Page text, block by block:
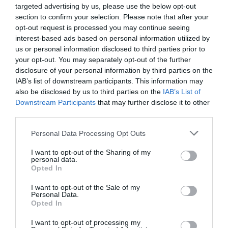
targeted advertising by us, please use the below opt-out
section to confirm your selection. Please note that after your
opt-out request is processed you may continue seeing
interest-based ads based on personal information utilized by
us or personal information disclosed to third parties prior to
your opt-out. You may separately opt-out of the further
disclosure of your personal information by third parties on the
IAB’s list of downstream participants. This information may
also be disclosed by us to third parties on the IAB’s List of
Downstream Participants that may further disclose it to other
Personal Data Processing Opt Outs
I want to opt-out of the Sharing of my
personal data.
Opted In
I want to opt-out of the Sale of my
Personal Data.
Opted In
I want to opt-out of processing my
εκπαιδευτικές δράσεις στις Κεχριές, στην Κήρινθο, στη
Λίμνη, στο Προκόπι και στις Ροβιές.
Η ελληνική μουσική παράδοση αποτελεί τον κεντρικό
άξονα του εκπαιδευτικού προγράμματος
«Γνωρίζοντας και παίζοντας τα παραδοσιακά μας
όργανα»που ετοίμασαν η Ορχήστρα και η Χορωδία
Νέων «ΙΩΝΙΑ» υπό την καθοδήγηση του Νεκτάριου
Δεμελήκαι τηςΚορνηλίας Φραγκογιάννη(21.10.2024,
Προκόπι). Στο προσκήνιο έρχονται το σαντούρι, το
κανονάκι, το κλαρίνο, το λαούτο, το βιολί, το ούτι, το
ρυθμοί. Επίσης, τα μέλη του νεανικού συνόλου, στο
ραντεβού τους με τους μαθητές της Βόρειας Εύβοιας,
παιδιά θα λάβουν μέρος σε μουσικά παιχνίδια.